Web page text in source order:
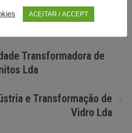
Transformadora de
Lda
e Transformação de
Vidro Lda
ACEITAR / ACCEPT